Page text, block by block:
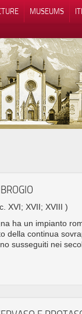
MUSEUMS
XVI; XVII; XVIII )
ha un impianto
della continua
susseguiti nei